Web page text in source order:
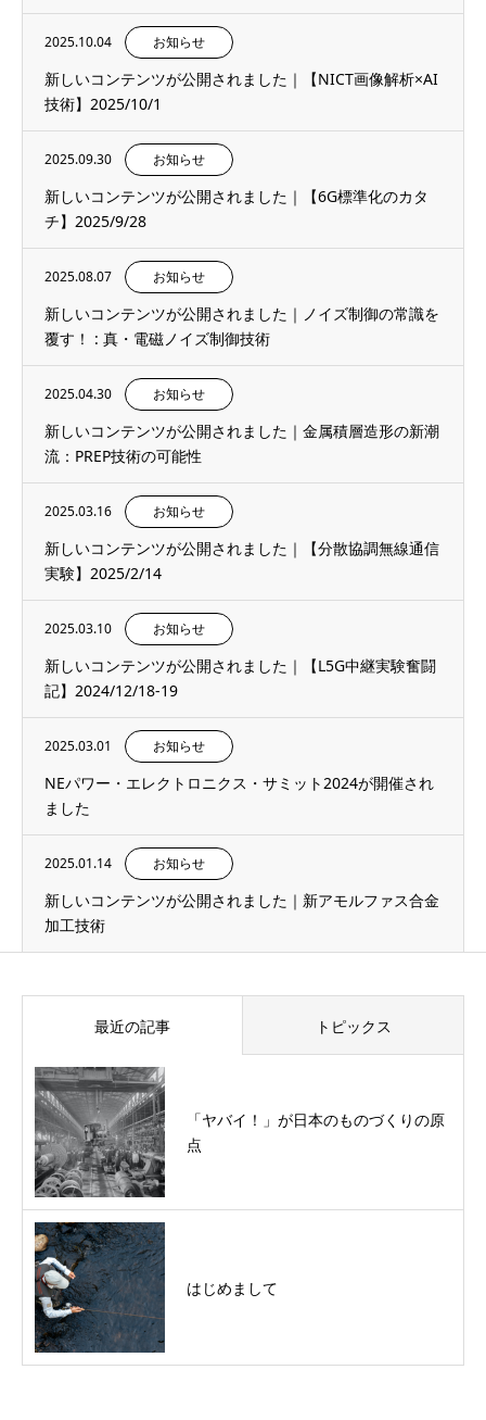
2025.10.04 お知らせ
新しいコンテンツが公開されました｜【NICT画像解析×AI
技術】2025/10/1
2025.09.30 お知らせ
新しいコンテンツが公開されました｜【6G標準化のカタ
チ】2025/9/28
2025.08.07 お知らせ
新しいコンテンツが公開されました｜ノイズ制御の常識を
覆す！ : 真・電磁ノイズ制御技術
2025.04.30 お知らせ
新しいコンテンツが公開されました｜金属積層造形の新潮
流：PREP技術の可能性
2025.03.16 お知らせ
新しいコンテンツが公開されました｜【分散協調無線通信
実験】2025/2/14
2025.03.10 お知らせ
新しいコンテンツが公開されました｜【L5G中継実験奮闘
記】2024/12/18-19
2025.03.01 お知らせ
NEパワー・エレクトロニクス・サミット2024が開催され
ました
2025.01.14 お知らせ
新しいコンテンツが公開されました｜新アモルファス合金
加工技術
最近の記事 トピックス
「ヤバイ！」が日本のものづくりの原
点
はじめまして